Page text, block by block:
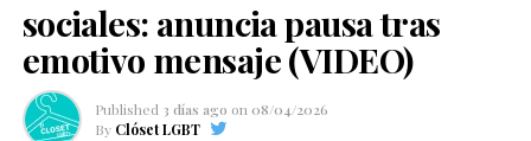
sociales: anuncia pausa tras
emotivo mensaje (VIDEO)
Published 3 días ago on 08/04/2026
By Clóset LGBT